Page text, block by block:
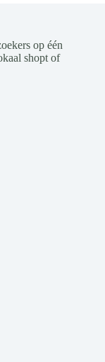
op één
shopt of